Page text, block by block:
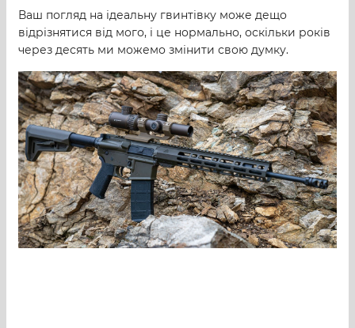
Ваш погляд на ідеальну гвинтівку може дещо
відрізнятися від мого, і це нормально, оскільки років
через десять ми можемо змінити свою думку.